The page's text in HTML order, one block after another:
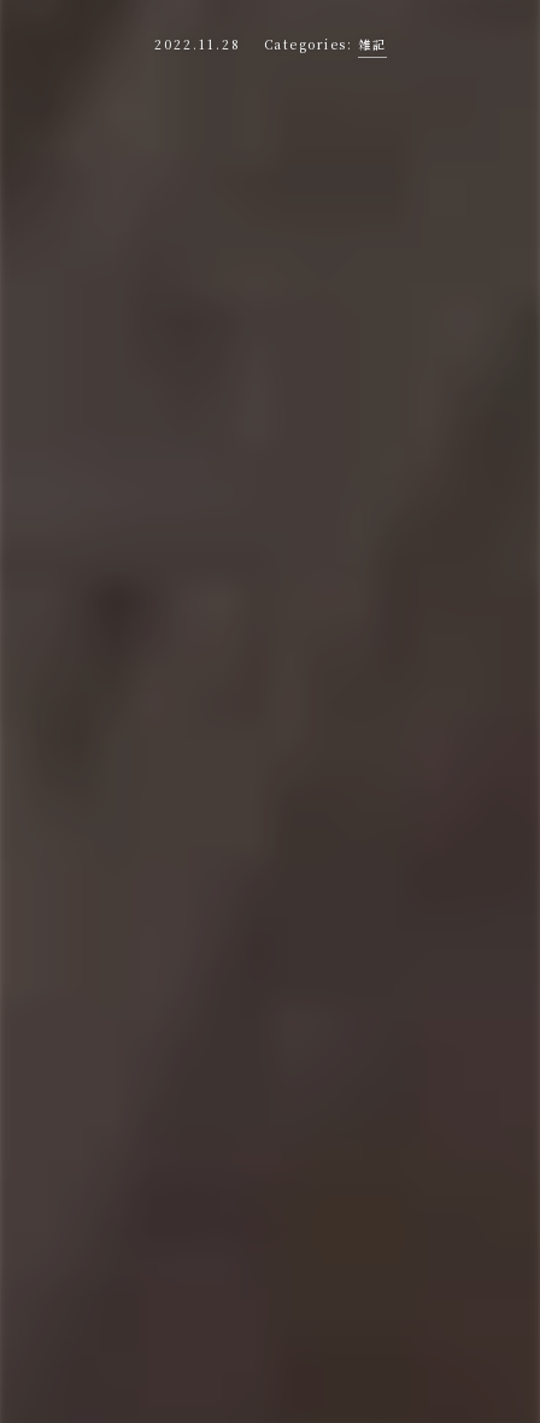
2022.11.28 雑記